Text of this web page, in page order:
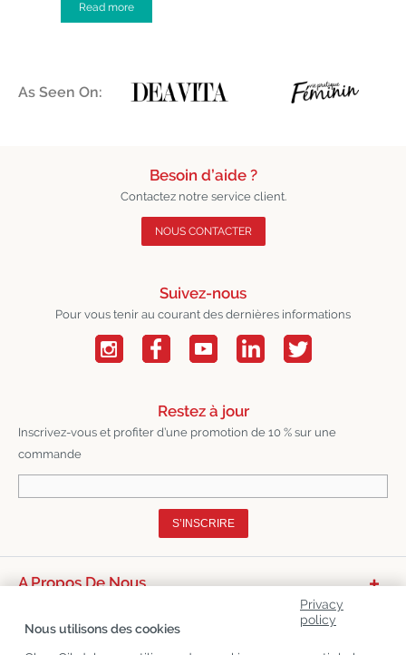
Read more
As Seen On:
Besoin d’aide ?
Contactez notre service client.
NOUS CONTACTER
Suivez-nous
Pour vous tenir au courant des dernières informations
Restez à jour
Inscrivez-vous et profiter d’une promotion de 10 % sur une
commande
S’INSCRIRE
A Propos De Nous
Privacy
policy
Nous utilisons des cookies